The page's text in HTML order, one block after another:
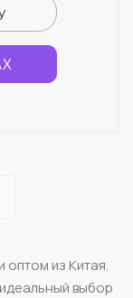
оптом из Китая.
выбор